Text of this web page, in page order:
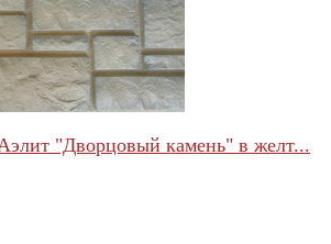
"Дворцовый камень" в желт...